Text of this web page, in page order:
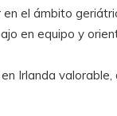
el ámbito
en equipo y
Irlanda valorable,